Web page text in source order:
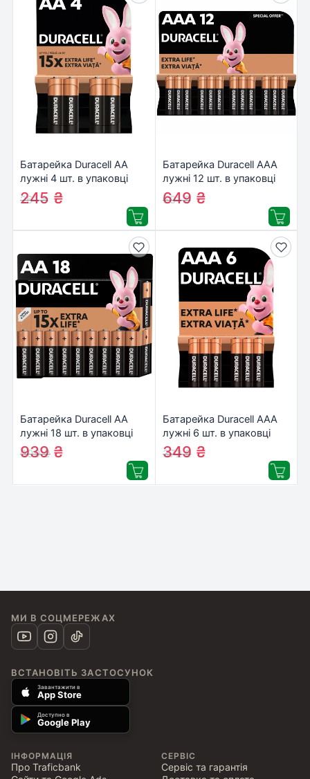
Батарейка Duracell AA
лужні 4 шт. в упаковці
(5000394052536 /
81551270)
261₴
245 ₴
Батарейка Duracell AAA
лужні 12 шт. в упаковці
(5000394109254 /
81545432)
691₴
649 ₴
Батарейка Duracell AA
лужні 18 шт. в упаковці
(5000394107519 /
5006192)
999₴
939₴
Батарейка Duracell AAA
лужні 6 шт. в упаковці
(5000394107472 /
81483511)
372₴
349 ₴
МИ В СОЦМЕРЕЖАХ
ВСТАНОВІТЬ ЗАСТОСУНОК
Завантажити в
App Store
Доступно в
Google Play
ІНФОРМАЦІЯ
Про Traficbank
СЕРВІС
Сервіс та гарантія